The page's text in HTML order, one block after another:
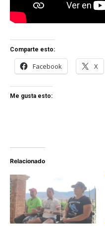
Comparte esto:
Facebook X
Me gusta esto:
Relacionado